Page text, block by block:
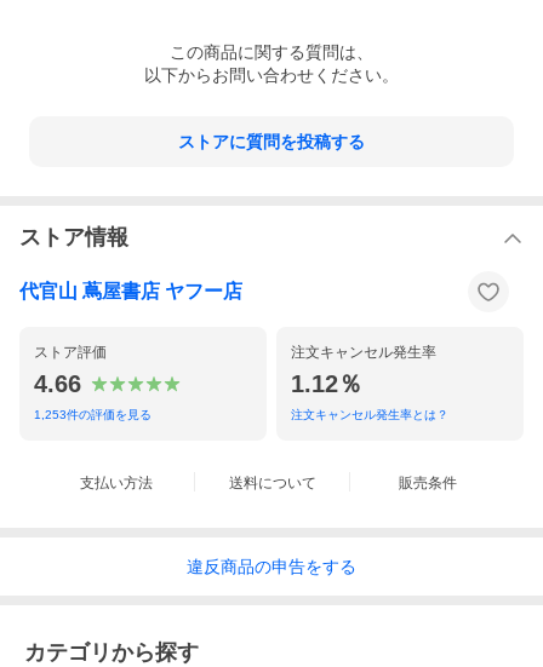
この商品に関する質問は、
以下からお問い合わせください。
ストアに質問を投稿する
ストア情報
代官山 蔦屋書店 ヤフー店
ストア評価
4.66
1,253件の評価を見る
注文キャンセル発生率
1.12％
注文キャンセル発生率とは？
支払い方法 送料について 販売条件
違反商品の申告をする
カテゴリから探す